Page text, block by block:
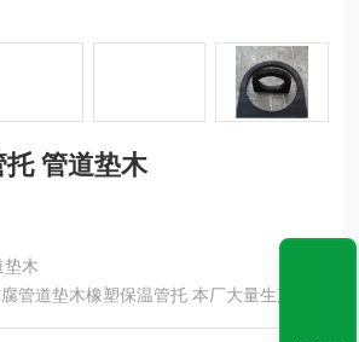
聚氨酯保冷管托 管道垫木
托 管道垫木
管道垫木橡塑保温管托 本厂大量生产中央
红松木托30x30型，铁卡．标准托价格合